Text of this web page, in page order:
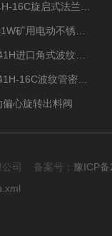
偏心旋转出料阀
公司 备案号： 豫ICP